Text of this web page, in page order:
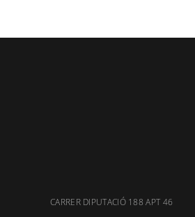
CARRER DIPUTACIÓ 188 APT 46